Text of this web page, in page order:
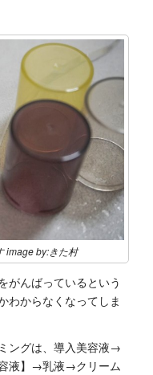
image by:きた村
がんばっているという
わからなくなってしま
ングは、導入美容液→
液】→乳液→クリーム